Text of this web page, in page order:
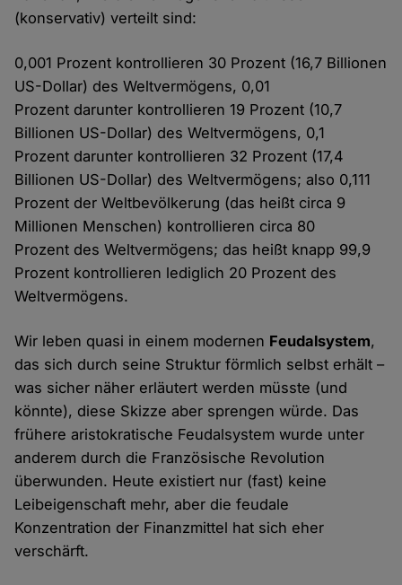
(konservativ) verteilt sind:
0,001 Prozent kontrollieren 30 Prozent (16,7 Billionen
US-Dollar) des Weltvermögens, 0,01
Prozent darunter kontrollieren 19 Prozent (10,7
Billionen US-Dollar) des Weltvermögens, 0,1
Prozent darunter kontrollieren 32 Prozent (17,4
Billionen US-Dollar) des Weltvermögens; also 0,111
Prozent der Weltbevölkerung (das heißt circa 9
Millionen Menschen) kontrollieren circa 80
Prozent des Weltvermögens; das heißt knapp 99,9
Prozent kontrollieren lediglich 20 Prozent des
Weltvermögens.
Wir leben quasi in einem modernen Feudalsystem,
das sich durch seine Struktur förmlich selbst erhält –
was sicher näher erläutert werden müsste (und
könnte), diese Skizze aber sprengen würde. Das
frühere aristokratische Feudalsystem wurde unter
anderem durch die Französische Revolution
überwunden. Heute existiert nur (fast) keine
Leibeigenschaft mehr, aber die feudale
Konzentration der Finanzmittel hat sich eher
verschärft.